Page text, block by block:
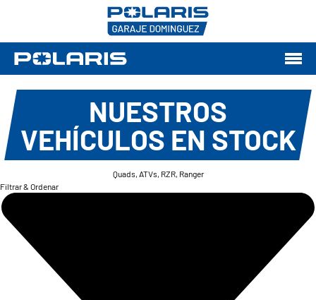
NUESTROS
VEHÍCULOS EN STOCK
Quads, ATVs, RZR, Ranger
Filtrar & Ordenar